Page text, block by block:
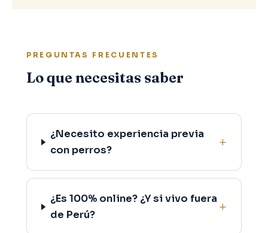
PREGUNTAS FRECUENTES
Lo que necesitas saber
¿Necesito experiencia previa
con perros?
¿Es 100% online? ¿Y si vivo fuera
de Perú?